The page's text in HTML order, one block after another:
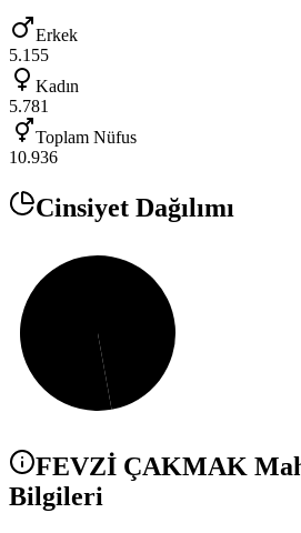
Erkek
5.155
Kadın
5.781
Toplam Nüfus
10.936
Cinsiyet Dağılımı
FEVZİ ÇAKMAK
Bilgileri